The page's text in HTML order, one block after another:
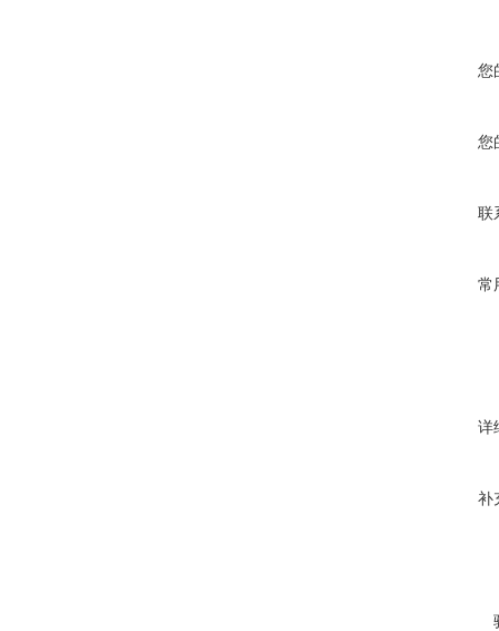
您
您
联
常
详
补